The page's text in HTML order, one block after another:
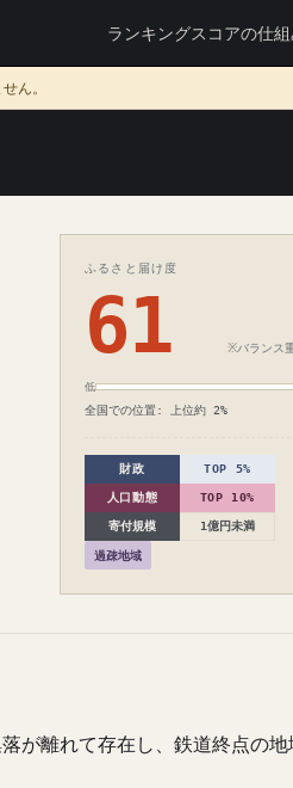
ランキングスコアの仕
ん。
ふるさと届け度
61 ※バランス
低
全国での位置: 上位約 2%
財政 TOP 5%
人口動態 TOP 10%
寄付規模 1億円未満
過疎地域
が離れて存在し、鉄道終点の